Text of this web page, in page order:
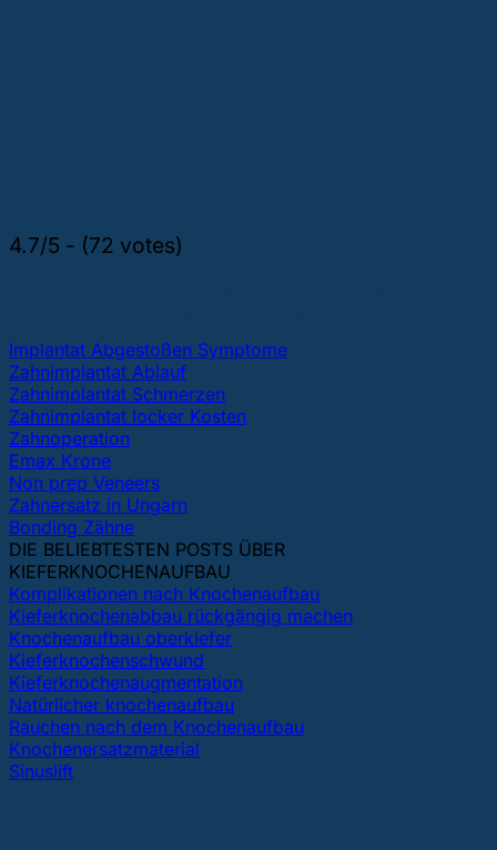
4.7/5 - (72 votes)
Implantat Abgestoßen Symptome
Zahnimplantat Ablauf
Zahnimplantat Schmerzen
Zahnimplantat locker Kosten
Zahnoperation
Emax Krone
Non prep Veneers
Zahnersatz in Ungarn
Bonding Zähne
DIE BELIEBTESTEN POSTS ÜBER
KIEFERKNOCHENAUFBAU
Komplikationen nach Knochenaufbau
Kieferknochenabbau rückgängig machen
Knochenaufbau oberkiefer
Kieferknochenschwund
Kieferknochenaugmentation
Natürlicher knochenaufbau
Rauchen nach dem Knochenaufbau
Knochenersatzmaterial
Sinuslift